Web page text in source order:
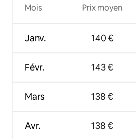
Mois
Janv.
Févr.
Mars
Avr.
Prix moyen
140 €
143 €
138 €
138 €